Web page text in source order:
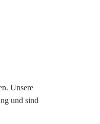
Unsere
und sind